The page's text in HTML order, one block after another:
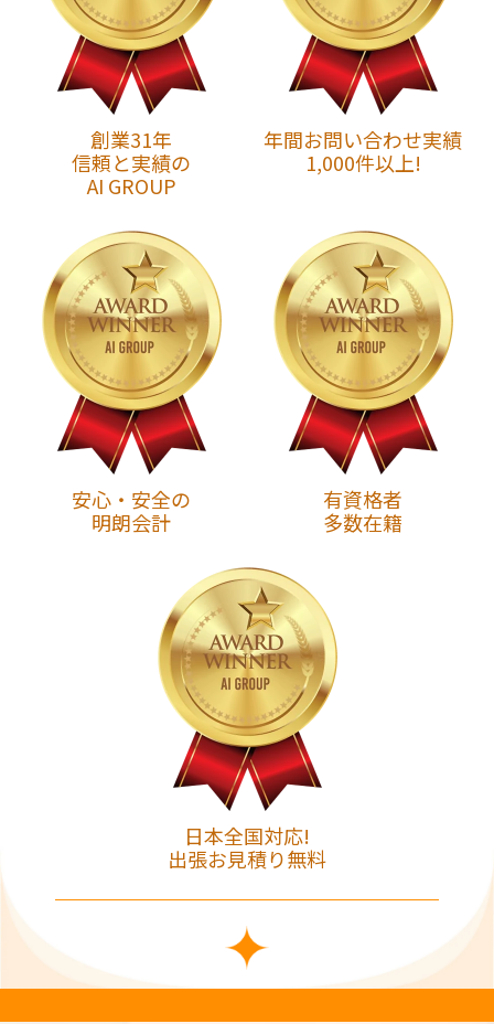
創業31年
信頼と実績の
AI GROUP
年間お問い合わせ実績
1,000件以上!
安心・安全の
明朗会計
有資格者
多数在籍
日本全国対応!
出張お見積り無料